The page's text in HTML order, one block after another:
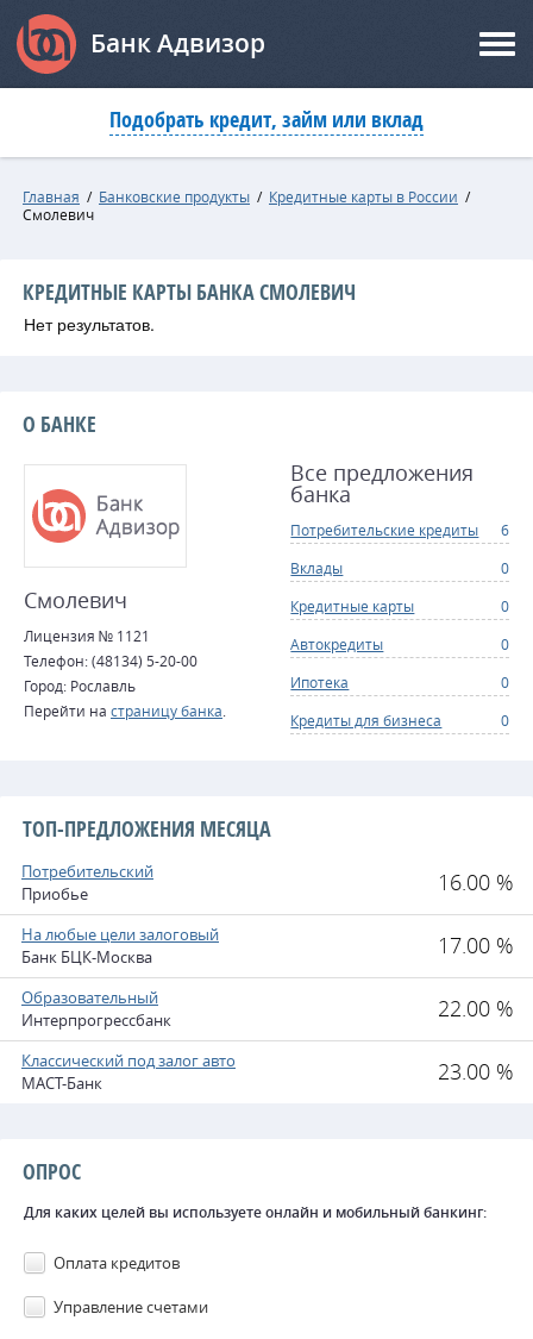
Банк Адвизор
Подобрать кредит, займ или вклад
Главная / Банковские продукты / Кредитные карты в России /
Смолевич
КРЕДИТНЫЕ КАРТЫ БАНКА СМОЛЕВИЧ
Нет результатов.
О БАНКЕ
Смолевич
Лицензия № 1121
Телефон: (48134) 5-20-00
Город: Рославль
Перейти на страницу банка
Все предложения
банка
Потребительские кредиты
6
Вклады
0
Кредитные карты
0
Автокредиты
0
Ипотека
0
Кредиты для бизнеса
0
ТОП-ПРЕДЛОЖЕНИЯ МЕСЯЦА
Потребительский
Приобье
16.00 %
На любые цели залоговый
Банк БЦК-Москва
17.00 %
Образовательный
Интерпрогрессбанк
22.00 %
Классический под залог авто
МАСТ-Банк
23.00 %
ОПРОС
Для каких целей вы используете онлайн и мобильный банкинг:
Оплата кредитов
Управление счетами